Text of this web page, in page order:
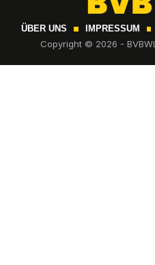
ÜBER UNS IMPRESSUM
Copyright © 2026 -